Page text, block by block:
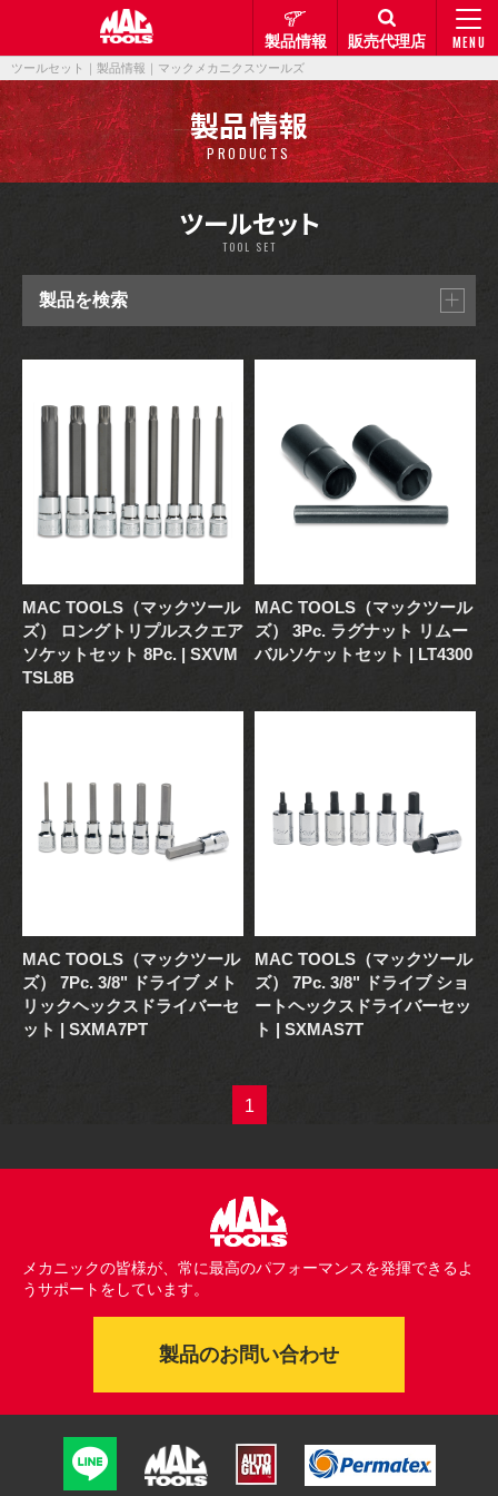
MENU
製品情報 販売代理店
ツールセット｜製品情報｜マックメカニクスツールズ
製品情報
PRODUCTS
ツールセット
TOOL SET
製品を検索
MAC TOOLS（マックツール
ズ） ロングトリプルスクエア
ソケットセット 8Pc. | SXVM
TSL8B
MAC TOOLS（マックツール
ズ） 3Pc. ラグナット リムー
バルソケットセット | LT4300
MAC TOOLS（マックツール
ズ） 7Pc. 3/8" ドライブ メト
リックヘックスドライバーセ
ット | SXMA7PT
MAC TOOLS（マックツール
ズ） 7Pc. 3/8" ドライブ ショ
ートヘックスドライバーセッ
ト | SXMAS7T
1
メカニックの皆様が、常に最高のパフォーマンスを発揮できるよ
うサポートをしています。
製品のお問い合わせ